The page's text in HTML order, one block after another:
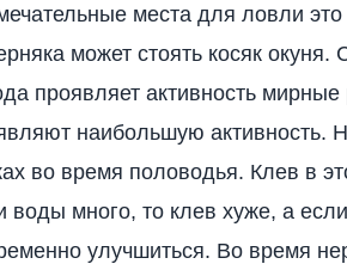
места для ловли
может стоять косяк окуня.
проявляет активность
наибольшую активность.
во время половодья. Клев в
воды много, то клев хуже, а
улучшиться. Во время